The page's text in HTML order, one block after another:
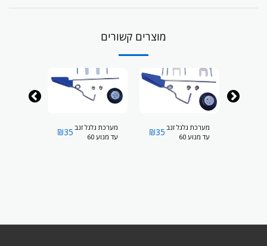
מוצרים קשורים
מערכת גלגל זנב
עד מנוע 60
₪35
מערכת גלגל זנב
עד מנוע 60
₪35